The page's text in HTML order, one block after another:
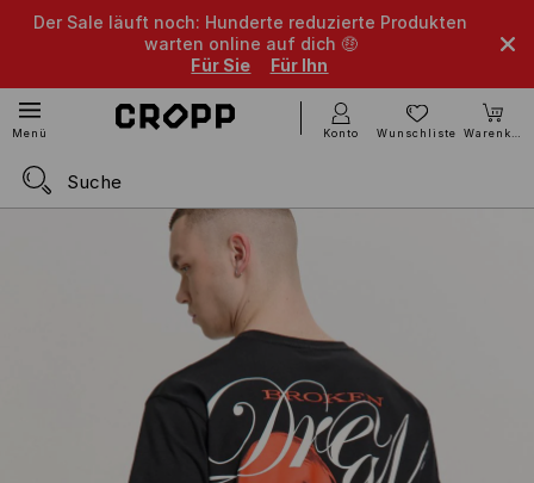
Der Sale läuft noch: Hunderte reduzierte Produkten
warten online auf dich 🤑
Für Sie
Für Ihn
Menü Konto Wunschliste Warenkorb